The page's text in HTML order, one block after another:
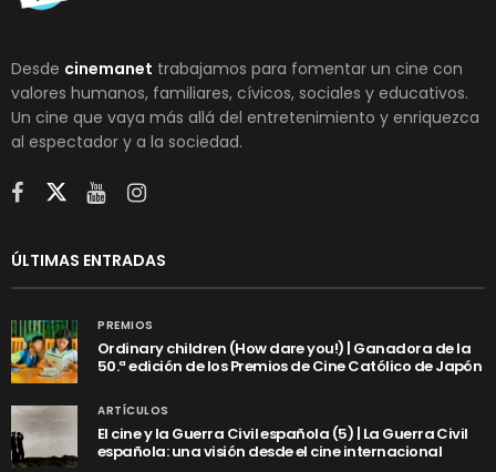
Desde cinemanet trabajamos para fomentar un cine con
valores humanos, familiares, cívicos, sociales y educativos.
Un cine que vaya más allá del entretenimiento y enriquezca
al espectador y a la sociedad.
ÚLTIMAS ENTRADAS
PREMIOS
Ordinary children (How dare you!) | Ganadora de la
50.ª edición de los Premios de Cine Católico de Japón
ARTÍCULOS
El cine y la Guerra Civil española (5) | La Guerra Civil
española: una visión desde el cine internacional